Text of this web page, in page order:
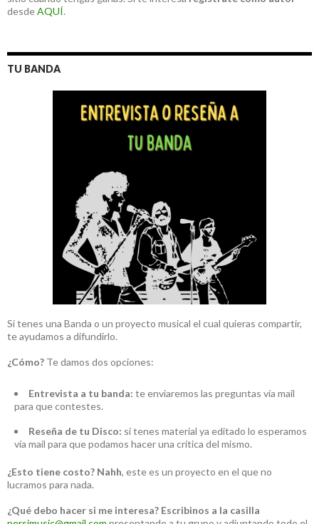
desdeAQUÍ.
TU BANDA
Si tenes una Banda o un proyecto musical el cual quieras compartir,
te ayudamos a difundirlo.
¿Cómo? Te damos dos opciones:
Entrevista a tu banda: te enviaremos las preguntas vía mail
para que contestes.
Reseña de tu Disco: si tenes material ya editado lo esperamos
vía mail para que podamos hacer una crítica del mismo.
¿Esto tiene costo? Nahh, este es un proyecto en el que no
lucramos para nada.
¿Qué debo hacer si me interesa? Escribinos a la casilla